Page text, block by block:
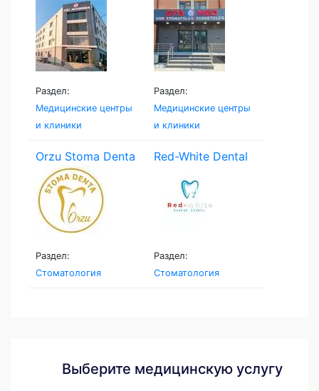
Раздел:
Медицинские центры
и клиники
Раздел:
Медицинские центры
и клиники
Orzu Stoma Denta
Раздел:
Стоматология
Red-White Dental
Раздел:
Стоматология
Выберите медицинскую услугу